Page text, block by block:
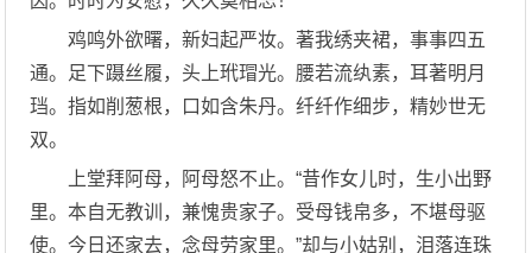
鸡鸣外欲曙，新妇起严妆。著我绣夹裙，事事四五
通。足下蹑丝履，头上玳瑁光。腰若流纨素，耳著明月
珰。指如削葱根，口如含朱丹。纤纤作细步，精妙世无
双。
上堂拜阿母，阿母怒不止。“昔作女儿时，生小出野
里。本自无教训，兼愧贵家子。受母钱帛多，不堪母驱
使。今日还家去，念母劳家里。”却与小姑别，泪落连珠